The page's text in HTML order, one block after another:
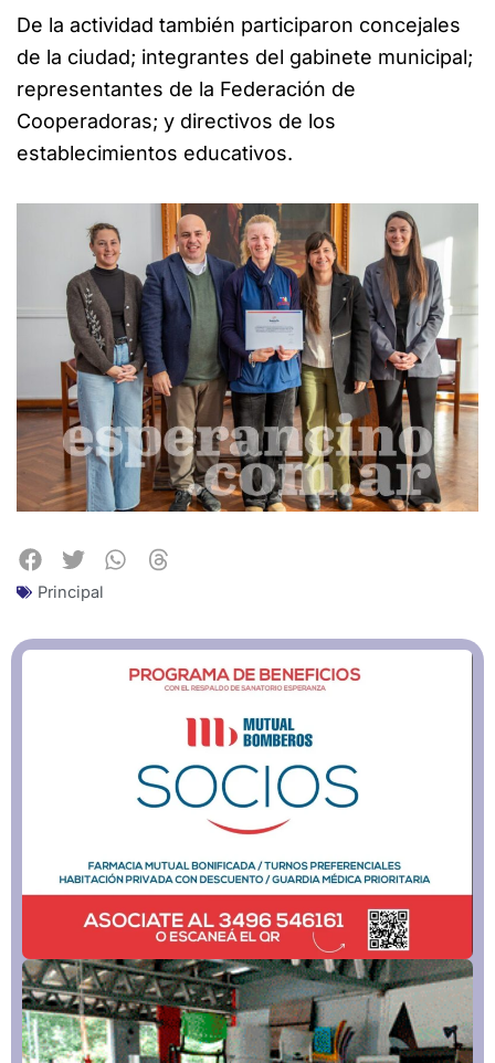
De la actividad también participaron concejales
de la ciudad; integrantes del gabinete municipal;
representantes de la Federación de
Cooperadoras; y directivos de los
establecimientos educativos.
Principal